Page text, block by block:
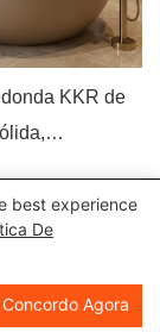
KKR de
plano,
profunda,
International
best experience
De
Concordo Agora